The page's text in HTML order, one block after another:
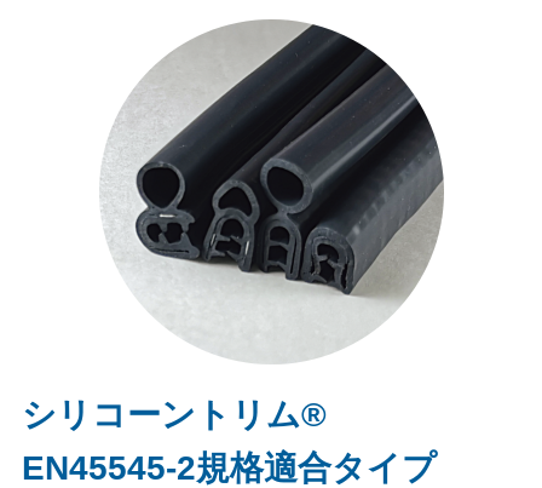
シリコーントリム®
EN45545-2規格適合タイプ